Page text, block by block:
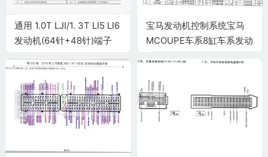
通用 1.0T LJI/1. 3T LI5 LI6
发动机(64针+48针)端子
宝马发动机控制系统宝马
MCOUPE车系8缸车系发动